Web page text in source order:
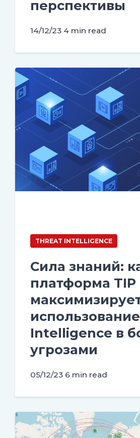
перспективы
14/12/23 4 min read
THREAT INTELLIGENCE
Сила знаний:
платформа TIP
Intelligence в
угрозами
05/12/23 6 min read